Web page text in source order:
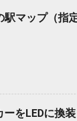
ブル”なので、ク
か繋がないもの
ということができ
これだと夏場は
く昼モードが続
マップ（指
をLEDに換装